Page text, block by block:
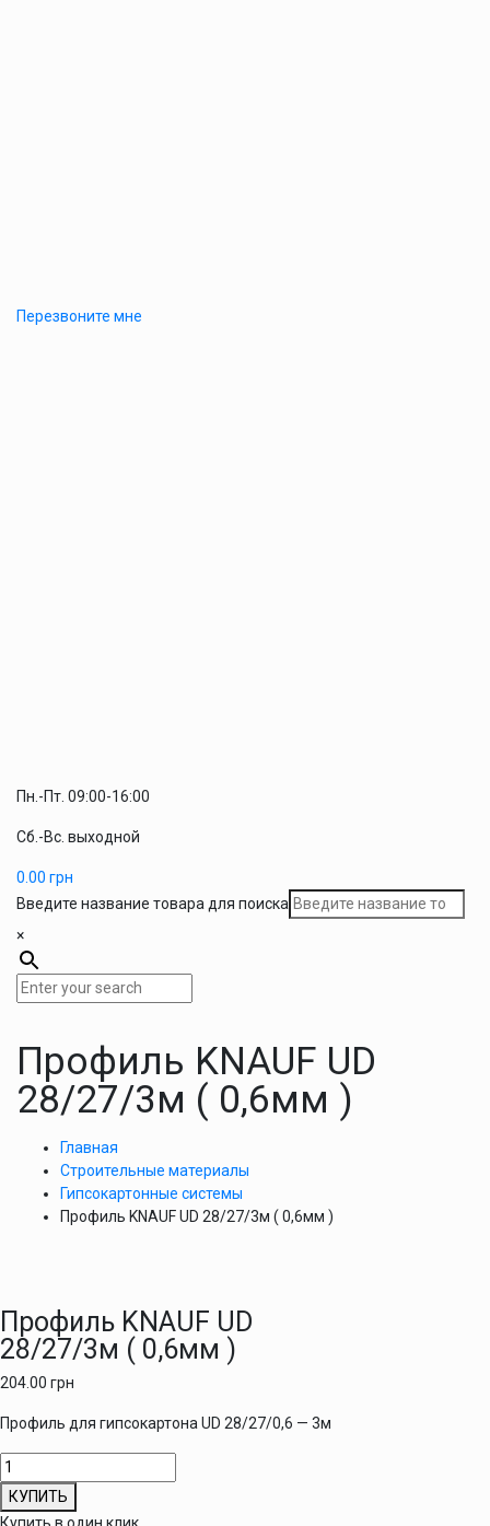
Перезвоните мне
Пн.-Пт. 09:00-16:00
Сб.-Вс. выходной
0.00 грн
Введите название товара для поиска
×
Профиль KNAUF UD
28/27/3м ( 0,6мм )
Главная
Строительные материалы
Гипсокартонные системы
Профиль KNAUF UD 28/27/3м ( 0,6мм )
Профиль KNAUF UD
28/27/3м ( 0,6мм )
204.00 грн
Профиль для гипсокартона UD 28/27/0,6 — 3м
Количество
товара
Профиль
КУПИТЬ